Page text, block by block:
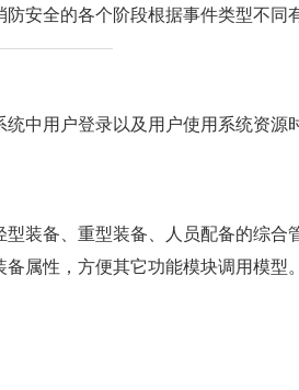
安全的各个阶段根据事件类型不同
统中用户登录以及用户使用系统资源
装备、重型装备、人员配备的综
备属性，方便其它功能模块调用模